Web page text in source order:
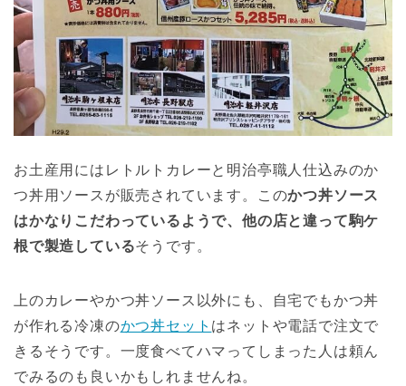
お土産用にはレトルトカレーと明治亭職人仕込みのか
つ丼用ソースが販売されています。このかつ丼ソース
はかなりこだわっているようで、他の店と違って駒ケ
根で製造しているそうです。
上のカレーやかつ丼ソース以外にも、自宅でもかつ丼
が作れる冷凍のかつ丼セット はネットや電話で注文で
きるそうです。一度食べてハマってしまった人は頼ん
でみるのも良いかもしれませんね。